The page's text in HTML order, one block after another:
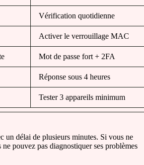
Vérification quotidienne
Activer le verrouillage MAC
Mot de passe fort + 2FA
Réponse sous 4 heures
Tester 3 appareils minimum
un délai de plusieurs minutes. Si vous ne
pouvez pas diagnostiquer ses problèmes